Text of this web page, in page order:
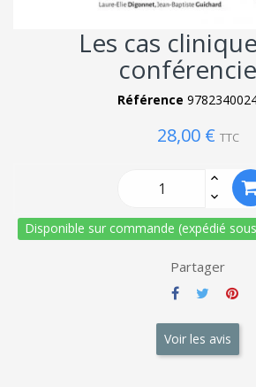
Les cas
Référence
28,00 € TTC
Disponible sur commande (expédié
Partager
Voir les avis